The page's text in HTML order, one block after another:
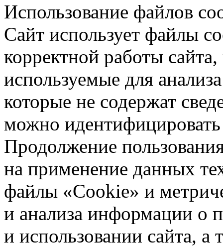
Использование файлов
Сайт использует файлы
корректной работы
используемые для
которые не содержат
можно идентифицировать
Продолжение
на применение данных
файлы «Cookie» и
и анализа информации о
и использовании сайта,